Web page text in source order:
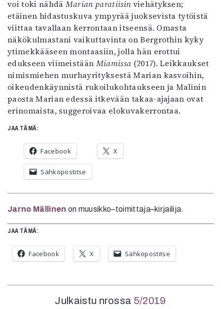
voi toki nähdä Marian paratiisin viehätyksen;
etäinen hidastuskuva ympyrää juoksevista tytöistä
viittaa tavallaan kerrontaan itseensä. Omasta
näkökulmastani vaikuttavinta on Bergrothin kyky
ytimekkääseen montaasiin, jolla hän erottui
edukseen viimeistään Miamissa (2017). Leikkaukset
nimismiehen murhayrityksestä Marian kasvoihin,
oikeudenkäynnistä rukoilukohtaukseen ja Malinin
paosta Marian edessä itkevään takaa-ajajaan ovat
erinomaista, suggeroivaa elokuvakerrontaa.
JAA TÄMÄ:
Facebook X
Sähköpostitse
Jarno Mällinen on muusikko–toimittaja–kirjailija.
Julkaistu nrossa 5/2019
JAA TÄMÄ:
Facebook X Sähköpostitse